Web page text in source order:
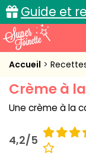
Guide et
Accueil
Recettes de
L'actu cuisine
Accueil
Crème à
Une crème à la
4,2/5